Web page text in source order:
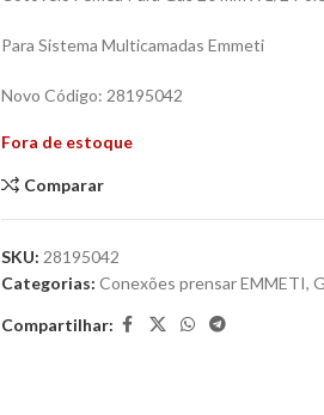
Para Sistema Multicamadas Emmeti
Novo Código: 28195042
Fora de estoque
Comparar
SKU: 28195042
Categorias: Conexões prensar EMMETI,
Compartilhar: